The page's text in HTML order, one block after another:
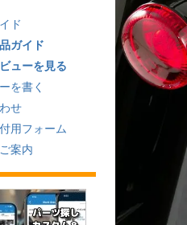
ド
ガイド
ューを見る
を書く
せ
用フォーム
案内